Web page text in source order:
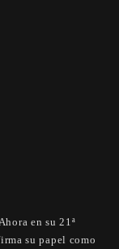
en su 21ª
su papel como